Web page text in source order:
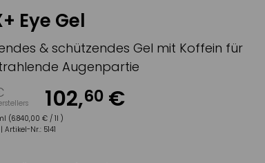
Eye Gel
& schützendes Gel mit Koffein für
Augenpartie
102,60 €
(6.840,00 € / 1l )
|Artikel-Nr.: 5141